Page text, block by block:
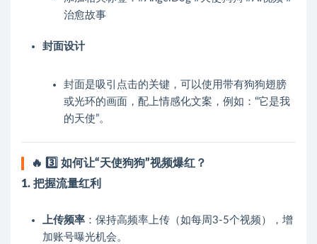
治愈故事
封面设计
封面是吸引点击的关键，可以使用带有狗狗翅膀
或光环的画面，配上情感化文案，例如：“它是我
的天使”。
🔥
3️⃣ 如何让“天使狗狗”视频爆红？
1. 把握流量红利
上传频率 ：保持高频率上传（如每周3-5个视频），增
加账号曝光机会。